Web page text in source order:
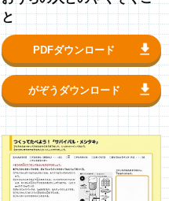
と
PDFダウンロード
がぞうダウンロード